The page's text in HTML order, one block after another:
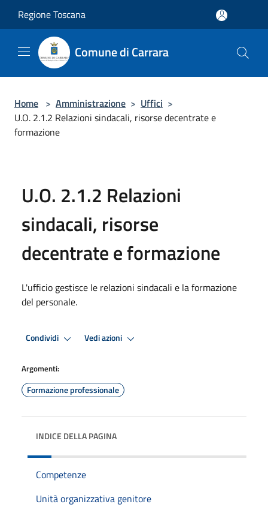
Regione Toscana
Comune di Carrara
Home > Amministrazione > Uffici >
U.O. 2.1.2 Relazioni sindacali, risorse decentrate e
formazione
U.O. 2.1.2 Relazioni
sindacali, risorse
decentrate e formazione
L'ufficio gestisce le relazioni sindacali e la formazione
del personale.
Condividi Vedi azioni
Argomenti:
Formazione professionale
INDICE DELLA PAGINA
Competenze
Unità organizzativa genitore